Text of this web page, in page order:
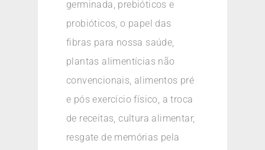
germinada, prebióticos e
probióticos, o papel das
fibras para nossa saúde,
plantas alimentícias não
convencionais, alimentos pré
e pós exercício físico, a troca
de receitas, cultura alimentar,
resgate de memórias pela